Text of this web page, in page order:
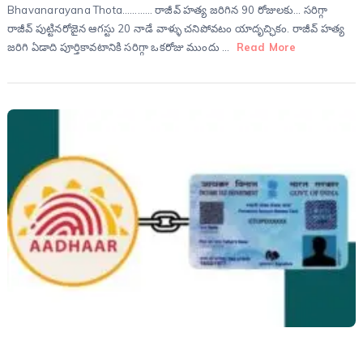
Bhavanarayana Thota………… రాజీవ్ హత్య జరిగిన 90 రోజులకు… సరిగ్గా
రాజీవ్ పుట్టినరోజైన ఆగస్టు 20 నాడే వాళ్ళు చనిపోవటం యాదృచ్ఛికం. రాజీవ్ హత్య
జరిగి ఏడాది పూర్తికావటానికి సరిగ్గా ఒకరోజు ముందు …
Read More